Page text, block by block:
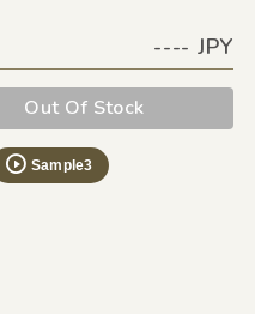
---- JPY
Out Of Stock
Sample3